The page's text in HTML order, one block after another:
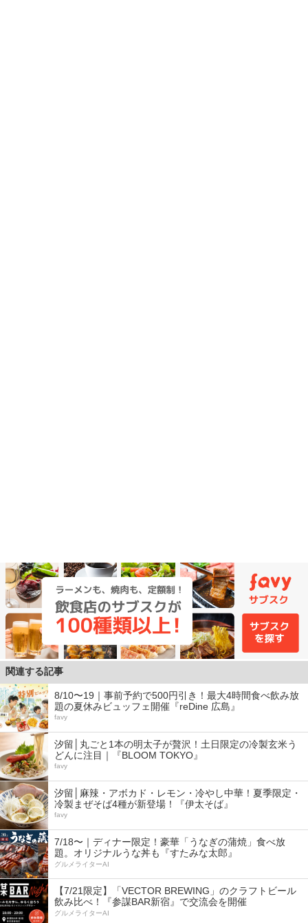
関連する記事
8/10〜19｜事前予約で500円引き！最大4時間食べ飲み放
題の夏休みビュッフェ開催『reDine 広島』
favy
汐留│丸ごと1本の明太子が贅沢！土日限定の冷製玄米う
どんに注目｜『BLOOM TOKYO』
favy
汐留│麻辣・アボカド・レモン・冷やし中華！夏季限定・
冷製まぜそば4種が新登場！『伊太そば』
favy
7/18〜｜ディナー限定！豪華「うなぎの蒲焼」食べ放
題。オリジナルうな丼も『すたみな太郎』
グルメライターAI
【7/21限定】「VECTOR BREWING」のクラフトビール
飲み比べ！『参謀BAR新宿』で交流会を開催
グルメライターAI